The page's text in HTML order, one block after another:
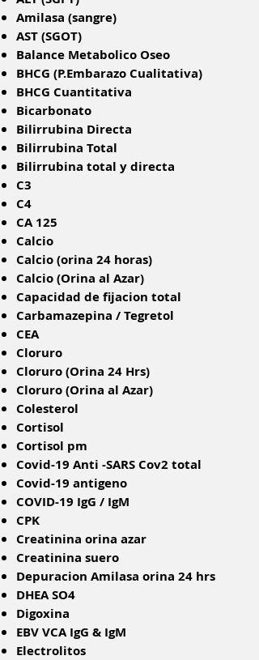
Amilasa (sangre)
AST (SGOT)
Balance Metabolico Oseo
BHCG (P.Embarazo Cualitativa)
BHCG Cuantitativa
Bicarbonato
Bilirrubina Directa
Bilirrubina Total
Bilirrubina total y directa
C3
C4
CA 125
Calcio
Calcio (orina 24 horas)
Calcio (Orina al Azar)
Capacidad de fijacion total
Carbamazepina / Tegretol
CEA
Cloruro
Cloruro (Orina 24 Hrs)
Cloruro (Orina al Azar)
Colesterol
Cortisol
Cortisol pm
Covid-19 Anti -SARS Cov2 total
Covid-19 antigeno
COVID-19 IgG / IgM
CPK
Creatinina orina azar
Creatinina suero
Depuracion Amilasa orina 24 hrs
DHEA SO4
Digoxina
EBV VCA IgG & IgM
Electrolitos